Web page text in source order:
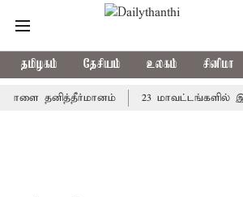
தமிழகம் தேசியம் உலகம் சினிமா
நாளை தனித்தீர்மானம் 23 மாவட்டங்களில்